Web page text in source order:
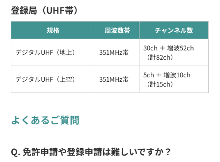
登録局（UHF帯）
規格 周波数帯 チャンネル数
デジタルUHF（地上） 351MHz帯
30ch ＋ 増波52ch
（計82ch）
デジタルUHF（上空） 351MHz帯
5ch ＋ 増波10ch
（計15ch）
よくあるご質問
Q. 免許申請や登録申請は難しいですか？